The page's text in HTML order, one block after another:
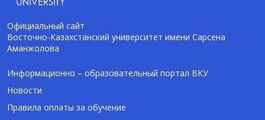
Официальный сайт
Восточно-Казахстанский университет имени Сарсена
Аманжолова
Информационно – образовательный портал ВКУ
Новости
Правила оплаты за обучение
Помощник Amanzholov University
Здравствуйте! Я AI-Talapker — помощник
ВКУ им. Сарсена Аманжолова (ВКУ). Отвечу